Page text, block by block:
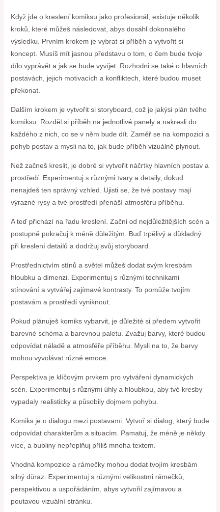
Když jde o kreslení komiksu jako profesionál, existuje několik
kroků, které můžeš následovat, abys dosáhl dokonalého
výsledku. Prvním krokem je vybrat si příběh a vytvořit si
koncept. Musíš mít jasnou představu o tom, o čem bude tvoje
dílo vyprávět a jak se bude vyvíjet. Rozhodni se také o hlavních
postavách, jejich motivacích a konfliktech, které budou muset
překonat.
Dalším krokem je vytvořit si storyboard, což je jakýsi plán tvého
komiksu. Rozděl si příběh na jednotlivé panely a nakresli do
každého z nich, co se v něm bude dít. Zaměř se na kompozici a
pohyb postav a mysli na to, jak bude příběh vizuálně plynout.
Než začneš kreslit, je dobré si vytvořit náčrtky hlavních postav a
prostředí. Experimentuj s různými tvary a detaily, dokud
nenajdeš ten správný vzhled. Ujisti se, že tvé postavy mají
výrazné rysy a tvé prostředí přenáší atmosféru příběhu.
A teď přichází na řadu kreslení. Začni od nejdůležitějších scén a
postupně pokračuj k méně důležitým. Buď trpělivý a důkladný
při kreslení detailů a dodržuj svůj storyboard.
Prostřednictvím stínů a světel můžeš dodat svým kresbám
hloubku a dimenzi. Experimentuj s různými technikami
stínování a vytvářej zajímavé kontrasty. To pomůže tvojím
postavám a prostředí vyniknout.
Pokud plánuješ komiks vybarvit, je důležité si předem vytvořit
barevné schéma a barevnou paletu. Zvažuj barvy, které budou
odpovídat náladě a atmosféře příběhu. Mysli na to, že barvy
mohou vyvolávat různé emoce.
Perspektiva je klíčovým prvkem pro vytváření dynamických
scén. Experimentuj s různými úhly a hloubkou, aby tvé kresby
vypadaly realisticky a působily dojmem pohybu.
Komiks je o dialogu mezi postavami. Vytvoř si dialog, který bude
odpovídat charakterům a situacím. Pamatuj, že méně je někdy
více, a bubliny nepřeplňuj příliš mnoha textem.
Vhodná kompozice a rámečky mohou dodat tvojím kresbám
silný důraz. Experimentuj s různými velikostmi rámečků,
perspektivou a uspořádáním, abys vytvořil zajímavou a
poutavou vizuální stránku.